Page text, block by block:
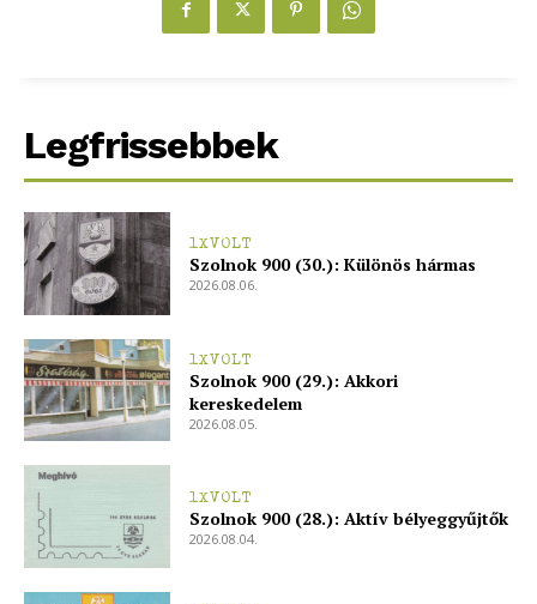
Legfrissebbek
1XVOLT
Szolnok 900 (30.): Különös hármas
2026.08.06.
1XVOLT
Szolnok 900 (29.): Akkori
kereskedelem
2026.08.05.
1XVOLT
Szolnok 900 (28.): Aktív bélyeggyűjtők
2026.08.04.